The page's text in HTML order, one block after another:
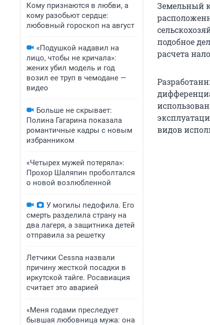
Кому признаются в любви, а
кому разобьют сердце:
любовный гороскоп на август
«Подушкой надавил на
лицо, чтобы не кричала»:
жених убил модель и год
возил ее труп в чемодане —
видео
Больше не скрывает:
Полина Гагарина показала
романтичные кадры с новым
избранником
«Четырех мужей потеряла»:
Прохор Шаляпин проболтался
о новой возлюбленной
У могилы педофила. Его
смерть разделила страну на
два лагеря, а защитника детей
отправила за решетку
Летчики Cessna назвали
причину жесткой посадки в
иркутской тайге. Росавиация
считает это аварией
«Меня годами преследует
бывшая любовница мужа: она
Земельный
подобное
расчета
видов